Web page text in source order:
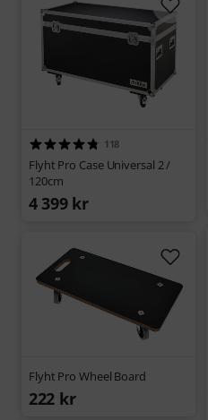
118
Flyht Pro Case Universal 2 /
120cm
4 399 kr
Flyht Pro Wheel Board
222 kr